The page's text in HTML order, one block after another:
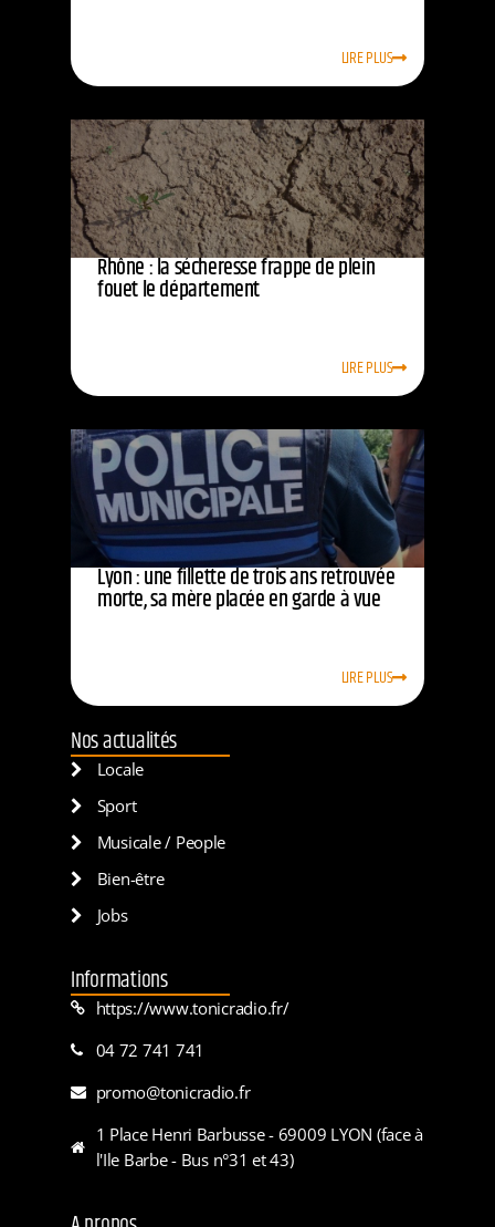
LIRE PLUS
Rhône : la sécheresse frappe de plein
fouet le département
LIRE PLUS
Lyon : une fillette de trois ans retrouvée
morte, sa mère placée en garde à vue
LIRE PLUS
Nos actualités
Locale
Sport
Musicale / People
Bien-être
Jobs
Informations
https://www.tonicradio.fr/
04 72 741 741
promo@tonicradio.fr
1 Place Henri Barbusse - 69009 LYON (face à
l'Ile Barbe - Bus n°31 et 43)